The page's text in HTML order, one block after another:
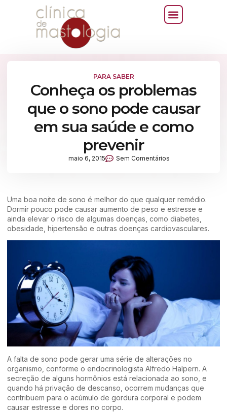
PARA SABER
Conheça os problemas
que o sono pode causar
em sua saúde e como
prevenir
maio 6, 2015 Sem Comentários
Uma boa noite de sono é melhor do que qualquer remédio.
Dormir pouco pode causar aumento de peso e estresse e
ainda elevar o risco de algumas doenças, como diabetes,
obesidade, hipertensão e outras doenças cardiovasculares.
A falta de sono pode gerar uma série de alterações no
organismo, conforme o endocrinologista Alfredo Halpern. A
secreção de alguns hormônios está relacionada ao sono, e
quando há privação de descanso, ocorrem mudanças que
contribuem para o acúmulo de gordura corporal e podem
causar estresse e dores no corpo.